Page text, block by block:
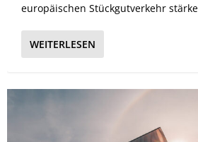
europäischen Stückgutverkehr
WEITERLESEN